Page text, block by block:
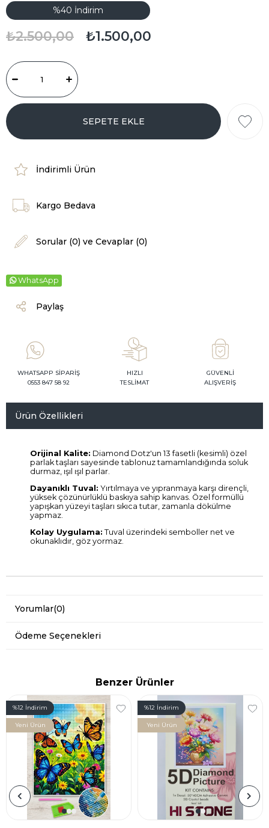
%40 İndirim
₺2.500,00 ₺1.500,00
İndirimli Ürün
Kargo Bedava
Sorular (0) ve Cevaplar (0)
WhatsApp
Paylaş
WHATSAPP SİPARİŞ
0553 847 58 92
HIZLI
TESLİMAT
GÜVENLİ
ALIŞVERİŞ
Ürün Özellikleri
Orijinal Kalite: Diamond Dotz'un 13 fasetli (kesimli) özel
parlak taşları sayesinde tablonuz tamamlandığında soluk
durmaz, ışıl ışıl parlar.
Dayanıklı Tuval: Yırtılmaya ve yıpranmaya karşı dirençli,
yüksek çözünürlüklü baskıya sahip kanvas. Özel formüllü
yapışkan yüzeyi taşları sıkıca tutar, zamanla dökülme
yapmaz.
Kolay Uygulama: Tuval üzerindeki semboller net ve
okunaklıdır, göz yormaz.
Yorumlar(0)
Ödeme Seçenekleri
Benzer Ürünler
%12 İndirim
Yeni Ürün
%12 İndirim
Yeni Ürün